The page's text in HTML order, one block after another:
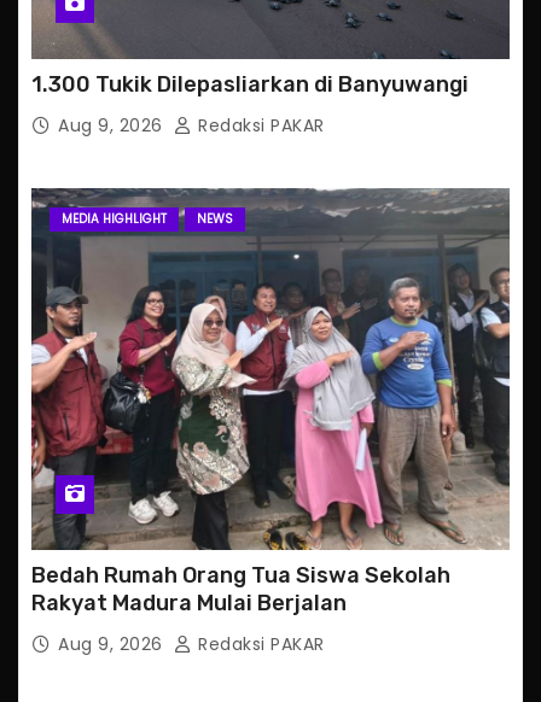
1.300 Tukik Dilepasliarkan di Banyuwangi
Aug 9, 2026 Redaksi PAKAR
MEDIA HIGHLIGHT NEWS
Bedah Rumah Orang Tua Siswa Sekolah
Rakyat Madura Mulai Berjalan
Aug 9, 2026 Redaksi PAKAR